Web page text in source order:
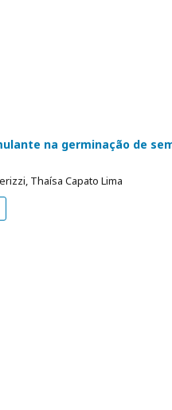
na germinação de
Thaísa Capato Lima